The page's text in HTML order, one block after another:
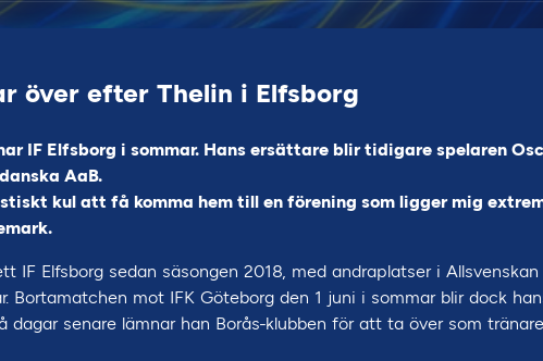
över efter Thelin i Elfsborg
IF Elfsborg i sommar. Hans ersättare blir tidigare spelaren
AaB.
kul att få komma hem till en förening som ligger mig
IF Elfsborg sedan säsongen 2018, med andraplatser i
Bortamatchen mot IFK Göteborg den 1 juni i sommar blir dock
dagar senare lämnar han Borås-klubben för att ta över som